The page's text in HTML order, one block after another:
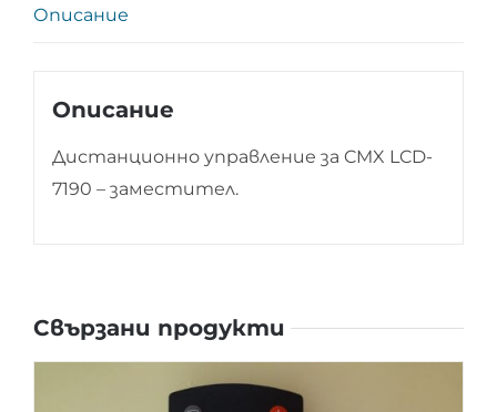
Описание
Описание
Дистанционно управление за CMX LCD-
7190 – заместител.
Свързани продукти